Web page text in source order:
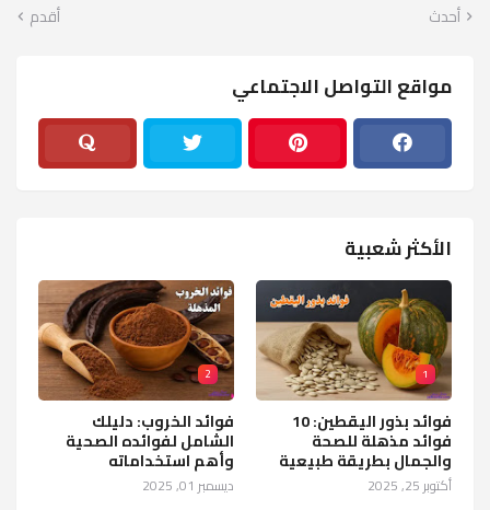
أحدث أقدم
مواقع التواصل الاجتماعي
الأكثر شعبية
1
فوائد بذور اليقطين: 10
فوائد مذهلة للصحة
والجمال بطريقة طبيعية
أكتوبر 25, 2025
2
فوائد الخروب: دليلك
الشامل لفوائده الصحية
وأهم استخداماته
ديسمبر 01, 2025